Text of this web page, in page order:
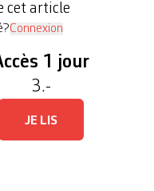
cet article
Connexion
1 jour
3.-
JE LIS